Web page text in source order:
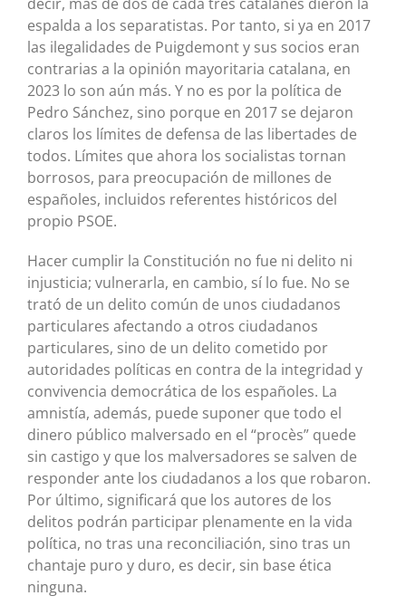
espalda a los separatistas. Por tanto, si ya en 2017
las ilegalidades de Puigdemont y sus socios eran
contrarias a la opinión mayoritaria catalana, en
2023 lo son aún más. Y no es por la política de
Pedro Sánchez, sino porque en 2017 se dejaron
claros los límites de defensa de las libertades de
todos. Límites que ahora los socialistas tornan
borrosos, para preocupación de millones de
españoles, incluidos referentes históricos del
propio PSOE.
Hacer cumplir la Constitución no fue ni delito ni
injusticia; vulnerarla, en cambio, sí lo fue. No se
trató de un delito común de unos ciudadanos
particulares afectando a otros ciudadanos
particulares, sino de un delito cometido por
autoridades políticas en contra de la integridad y
convivencia democrática de los españoles. La
amnistía, además, puede suponer que todo el
dinero público malversado en el “procès” quede
sin castigo y que los malversadores se salven de
responder ante los ciudadanos a los que robaron.
Por último, significará que los autores de los
delitos podrán participar plenamente en la vida
política, no tras una reconciliación, sino tras un
chantaje puro y duro, es decir, sin base ética
ninguna.